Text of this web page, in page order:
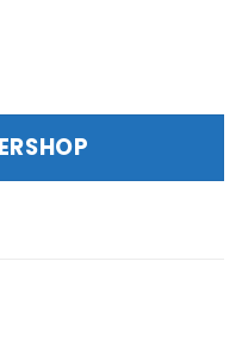
ist:
55,90 €.